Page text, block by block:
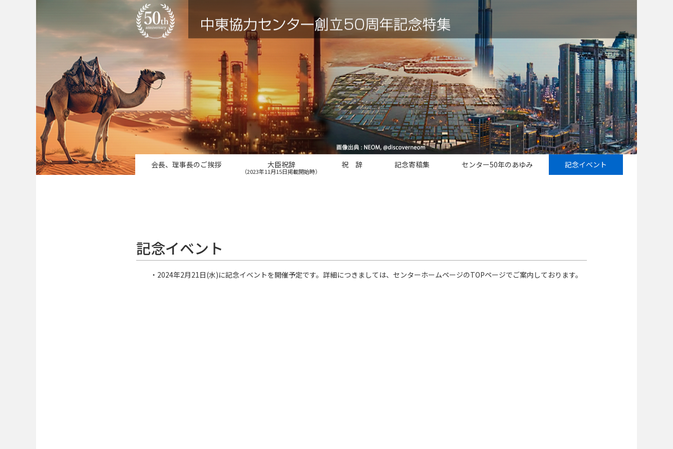
会長、理事長のご挨拶 大臣祝辞
（2023年11月15日掲載開始時）
祝 辞 記念寄稿集 センター50年のあゆみ 記念イベント
記念イベント
・2024年2月21日(水)に記念イベントを開催予定です。詳細につきましては、センターホームページのTOPページでご案内しております。